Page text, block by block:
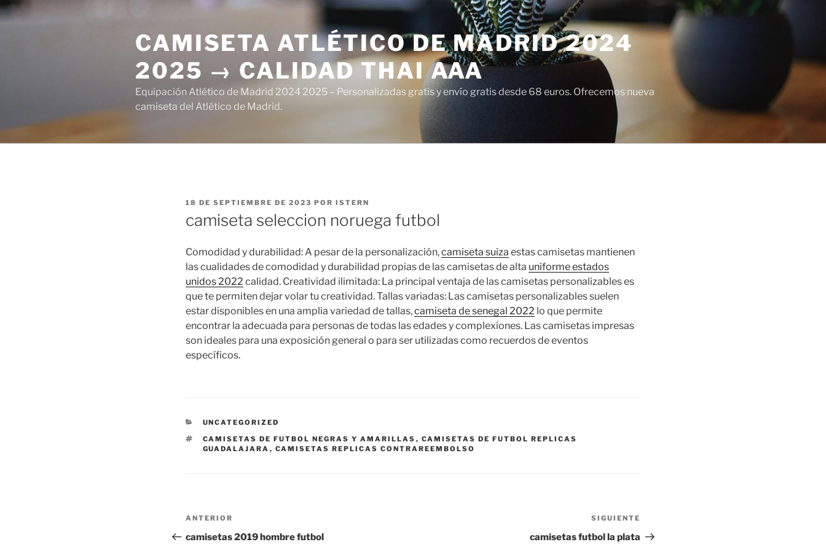
Saltar
al
CAMISETA ATLÉTICO DE MADRID 2024
2025 → CALIDAD THAI AAA
Equipación Atlético de Madrid 2024 2025 – Personalizadas gratis y envío gratis desde 68 euros. Ofrecemos nueva
camiseta del Atlético de Madrid.
PUBLICADO
18 DE SEPTIEMBRE DE 2023 POR ISTERN
camiseta seleccion noruega futbol
Comodidad y durabilidad: A pesar de la personalización,camiseta suiza estas camisetas mantienen
las cualidades de comodidad y durabilidad propias de las camisetas de alta uniforme estados
unidos 2022 calidad. Creatividad ilimitada: La principal ventaja de las camisetas personalizables es
que te permiten dejar volar tu creatividad. Tallas variadas: Las camisetas personalizables suelen
estar disponibles en una amplia variedad de tallas,camiseta de senegal 2022 lo que permite
encontrar la adecuada para personas de todas las edades y complexiones. Las camisetas impresas
son ideales para una exposición general o para ser utilizadas como recuerdos de eventos
específicos.
CATEGORÍAS
UNCATEGORIZED
ETIQUETAS
CAMISETAS DE FUTBOL NEGRAS Y AMARILLAS , CAMISETAS DE FUTBOL REPLICAS
GUADALAJARA , CAMISETAS REPLICAS CONTRAREEMBOLSO
Navegación
de
Entrada
anterior:
ANTERIOR
camisetas 2019 hombre futbol
entrada
SIGUIENTE
camisetas futbol la plata